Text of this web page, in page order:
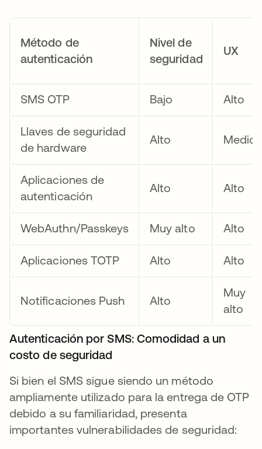
Método de
autenticación
Nivel de
seguridad
UX
SMS OTP Bajo Alto
Llaves de seguridad
de hardware
Alto Medio
Aplicaciones de
autenticación
Alto Alto
WebAuthn/Passkeys Muy alto Alto
Aplicaciones TOTP Alto Alto
Notificaciones Push Alto
Muy
alto
Autenticación por SMS: Comodidad a un
costo de seguridad
Si bien el SMS sigue siendo un método
ampliamente utilizado para la entrega de OTP
debido a su familiaridad, presenta
importantes vulnerabilidades de seguridad: